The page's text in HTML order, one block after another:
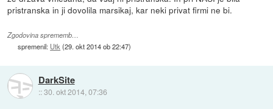
pristranska in ji dovolila marsikaj, kar neki privat firmi ne bi.
Zgodovina sprememb…
spremenil: Utk(29. okt 2014 ob 22:47)
DarkSite
::30. okt 2014, 07:36